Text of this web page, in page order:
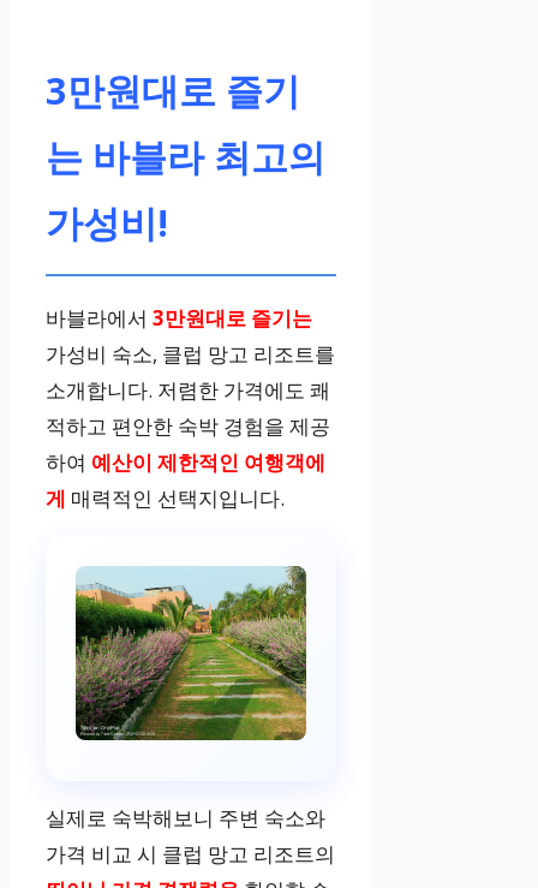
무료 Wi-Fi, 주
차장, 24시간 프
서비스
친절한 직원, 룸
서비스
3만원대로 즐기
는 바블라 최고의
가성비!
바블라에서 3만원대로 즐기는
가성비 숙소, 클럽 망고 리조트를
소개합니다. 저렴한 가격에도 쾌
적하고 편안한 숙박 경험을 제공
하여 예산이 제한적인 여행객에
게 매력적인 선택지입니다.
실제로 숙박해보니 주변 숙소와
가격 비교 시 클럽 망고 리조트의